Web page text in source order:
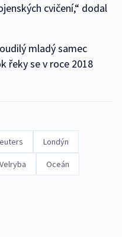
cvičení,“ dodal
mladý samec
řeky se v roce 2018
Londýn
Velryba Oceán